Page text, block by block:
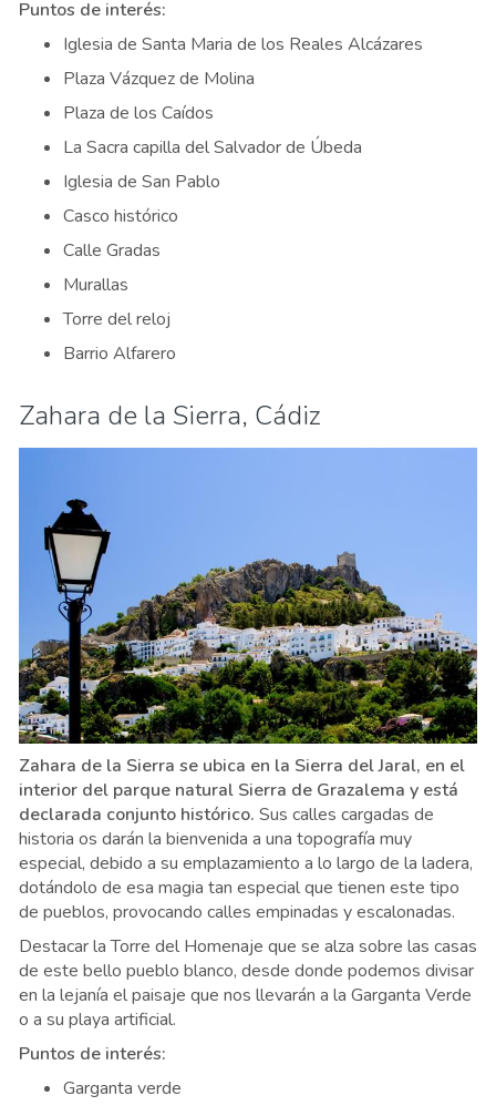
Puntos de interés:
Iglesia de Santa Maria de los Reales Alcázares
Plaza Vázquez de Molina
Plaza de los Caídos
La Sacra capilla del Salvador de Úbeda
Iglesia de San Pablo
Casco histórico
Calle Gradas
Murallas
Torre del reloj
Barrio Alfarero
Zahara de la Sierra, Cádiz
Zahara de la Sierra se ubica en la Sierra del Jaral, en el
interior del parque natural Sierra de Grazalema y está
declarada conjunto histórico. Sus calles cargadas de
historia os darán la bienvenida a una topografía muy
especial, debido a su emplazamiento a lo largo de la ladera,
dotándolo de esa magia tan especial que tienen este tipo
de pueblos, provocando calles empinadas y escalonadas.
Destacar la Torre del Homenaje que se alza sobre las casas
de este bello pueblo blanco, desde donde podemos divisar
en la lejanía el paisaje que nos llevarán a la Garganta Verde
o a su playa artificial.
Puntos de interés:
Garganta verde